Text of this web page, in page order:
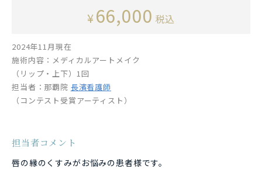
¥66,000 税込
2024年11月現在
施術内容：メディカルアートメイク
（リップ・上下）1回
担当者：那覇院 長濱看護師
（コンテスト受賞アーティスト）
担当者コメント
唇の縁のくすみがお悩みの患者様です。